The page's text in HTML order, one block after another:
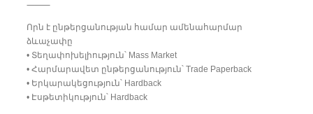
⸻
Որն է ընթերցանության համար ամենահարմար
ձևաչափը
• Տեղափոխելիություն՝ Mass Market
• Հարմարավետ ընթերցանություն՝ Trade Paperback
• Երկարակեցություն՝ Hardback
• Էսթետիկություն՝ Hardback